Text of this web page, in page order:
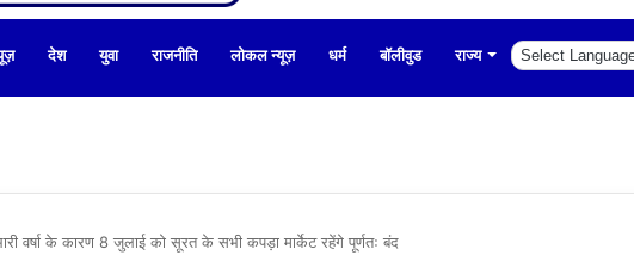
देश युवा राजनीति लोकल न्यूज़ धर्म बॉलीवुड राज्य
वर्षा के कारण 8 जुलाई को सूरत के सभी कपड़ा मार्केट रहेंगे पूर्णतः बंद